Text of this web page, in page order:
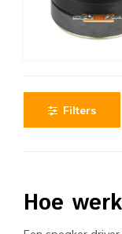
Filters
Hoe